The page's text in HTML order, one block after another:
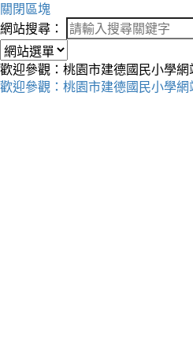
關閉區塊
網站搜尋：
歡迎參觀：桃園市建德國民小學網
歡迎參觀：桃園市建德國民小學網